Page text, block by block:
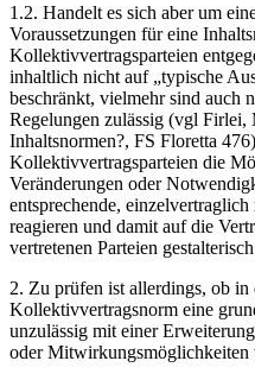
1.2. Handelt es sich aber um
Voraussetzungen für eine
Kollektivvertragsparteien
inhaltlich nicht auf „typische
beschränkt, vielmehr sind auch
Regelungen zulässig (vgl Firlei,
Inhaltsnormen?, FS Floretta 476
Kollektivvertragsparteien die
Veränderungen oder
entsprechende,
reagieren und damit auf die
vertretenen Parteien
2. Zu prüfen ist allerdings, ob in
Kollektivvertragsnorm eine
unzulässig mit einer
oder